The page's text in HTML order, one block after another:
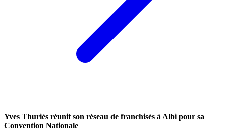
Yves Thuriès réunit son réseau de franchisés à Albi pour sa
Convention Nationale